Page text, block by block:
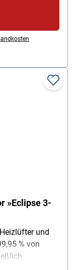
»Eclipse 3-
und
% von